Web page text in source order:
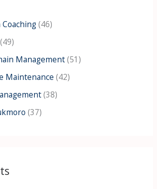
(46)
(49)
Management(51)
Maintenance (42)
(38)
(37)